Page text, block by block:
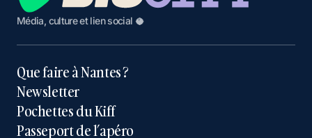
Média, culture et lien social 🥥
Que faire à Nantes ?
Newsletter
Pochettes du Kiff
Passeport de l’apéro